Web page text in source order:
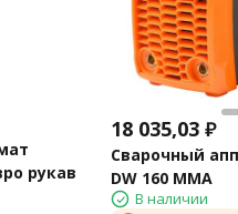
рукав
18 035,03 ₽
Сварочный
DW 160 MMA
В наличии